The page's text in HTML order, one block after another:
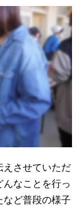
えさせていただ
なことを行っ
など普段の様子